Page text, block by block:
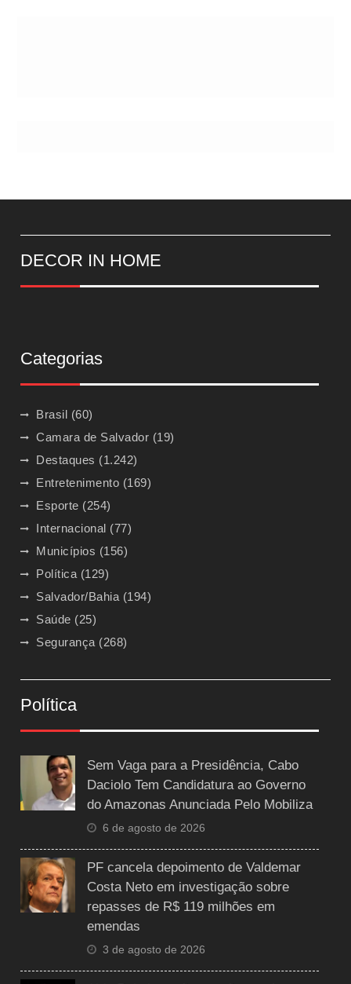
DECOR IN HOME
Categorias
Brasil (60)
Camara de Salvador (19)
Destaques (1.242)
Entretenimento (169)
Esporte (254)
Internacional (77)
Municípios (156)
Política (129)
Salvador/Bahia (194)
Saúde (25)
Segurança (268)
Política
Sem Vaga para a Presidência, Cabo
Daciolo Tem Candidatura ao Governo
do Amazonas Anunciada Pelo Mobiliza
6 de agosto de 2026
PF cancela depoimento de Valdemar
Costa Neto em investigação sobre
repasses de R$ 119 milhões em
emendas
3 de agosto de 2026